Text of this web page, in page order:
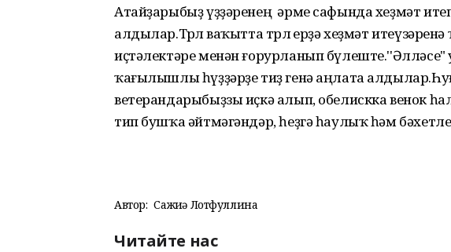
Атайҙарыбыҙ үҙҙәренең әрме сафында хеҙмәт
алдылар.Төрлө ваҡытта төрлө ерҙә хеҙмәт
иҫтәлектәре менән ғорурланып
ҡағылышлы һүҙҙәрҙе тиҙ генә аңлата
ветерандарыбыҙзы иҫкә алып, обелискка венок
тип бушҡа әйтмәгәндәр, һеҙгә һаулыҡ һәм
Автор: Сажиҙә Лотфуллина
Читайте нас